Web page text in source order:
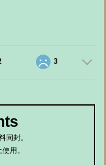
3
同封。
用。